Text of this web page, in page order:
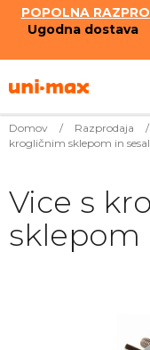
POPOLNA
Ugodna dostava
to
Domov / Razprodaja /
krogličnim sklepom in
Vice s
sklepom